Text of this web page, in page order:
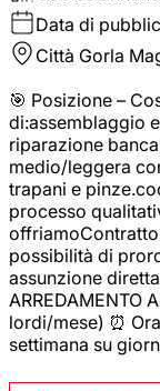
Data di
Città Gorla
🎯 Posizione –
di:assemblaggio
riparazione
medio/leggera
trapani e
processo
possibilità di
assunzione
ARREDAMENTO
lordi/mese) ⏰
settimana su